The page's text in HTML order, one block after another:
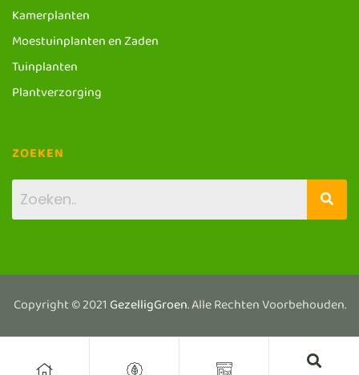
Kamerplanten
Moestuinplanten en Zaden
Tuinplanten
Plantverzorging
ZOEKEN
Copyright © 2021GezelligGroen. Alle Rechten Voorbehouden.